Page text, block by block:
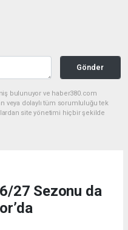
Gönder
bulunuyor ve haber380.com
veya dolaylı tüm sorumluluğu tek
site yönetimi hiçbir şekilde
27 Sezonu da